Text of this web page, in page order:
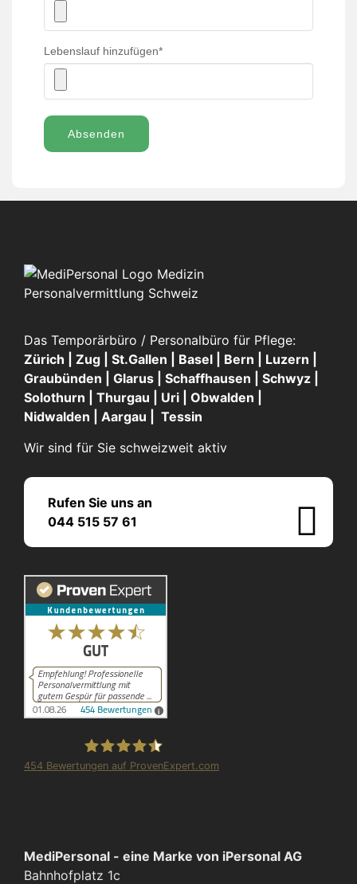
Lebenslauf hinzufügen*
Absenden
Das Temporärbüro / Personalbüro für Pflege:
Zürich | Zug | St.Gallen | Basel | Bern | Luzern |
Graubünden | Glarus | Schaffhausen | Schwyz |
Solothurn | Thurgau | Uri | Obwalden |
Nidwalden | Aargau | Tessin
Wir sind für Sie schweizweit aktiv
Rufen Sie uns an
044 515 57 61
454 Bewertungen auf ProvenExpert.com
MediPersonal - eine Marke von iPersonal AG
Bahnhofplatz 1c